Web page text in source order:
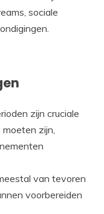
sociale
zijn cruciale
zijn,
van tevoren
voorbereiden